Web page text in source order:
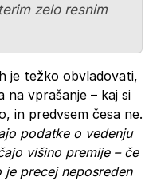
zelo resnim
je težko obvladovati,
na vprašanje – kaj si
in predvsem česa ne.
podatke o vedenju
višino premije – če
precej neposreden